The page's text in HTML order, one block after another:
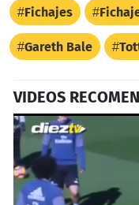
Fichajes
Gareth Bale
VIDEOS